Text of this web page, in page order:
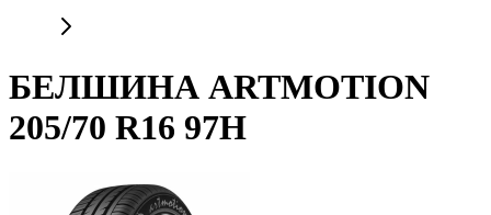
БЕЛШИНА ARTMOTION
205/70 R16 97H